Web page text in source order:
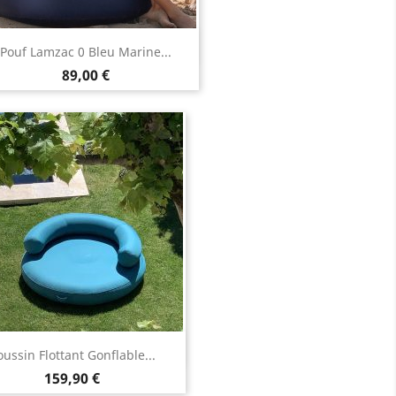
Pouf Lamzac 0 Bleu Marine...
Prix
89,00 €
Aperçu rapide
Flottant Gonflable...
Prix
159,90 €
Aperçu rapide